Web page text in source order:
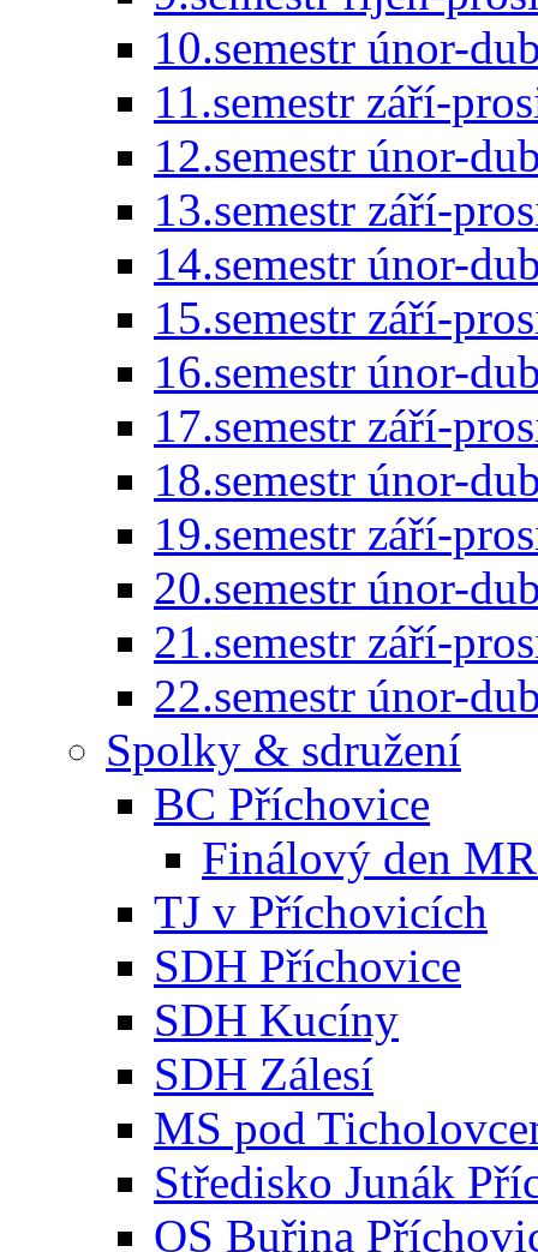
10.semestr únor-
11.semestr září-
12.semestr únor-
13.semestr září-
14.semestr únor-
15.semestr září-
16.semestr únor-
17.semestr září-
18.semestr únor-
19.semestr září-
20.semestr únor-
21.semestr září-
22.semestr únor-
Spolky & sdružení
BC Příchovice
Finálový den
TJ v Příchovicích
SDH Příchovice
SDH Kucíny
SDH Zálesí
MS pod
Středisko Junák
OS Buřina